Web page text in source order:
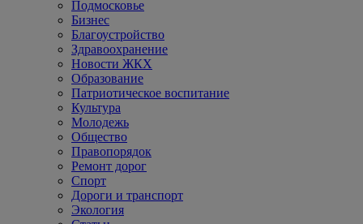
Подмосковье
Бизнес
Благоустройство
Здравоохранение
Новости ЖКХ
Образование
Патриотическое воспитание
Культура
Молодежь
Общество
Правопорядок
Ремонт дорог
Спорт
Дороги и транспорт
Экология